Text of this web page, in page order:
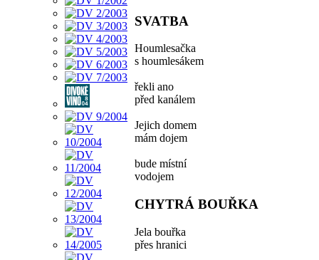
SVATBA
Houmlesačka
s houmlesákem
řekli ano
před kanálem
Jejich domem
mám dojem
bude místní
vodojem
CHYTRÁ BOUŘKA
Jela bouřka
přes hranici